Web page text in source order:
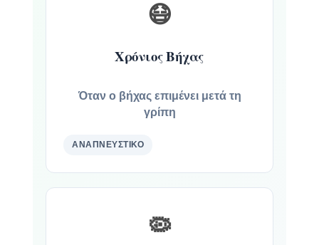
😷
Χρόνιος Βήχας
Όταν ο βήχας επιμένει μετά τη
γρίπη
ΑΝΑΠΝΕΥΣΤΙΚΌ
🦠